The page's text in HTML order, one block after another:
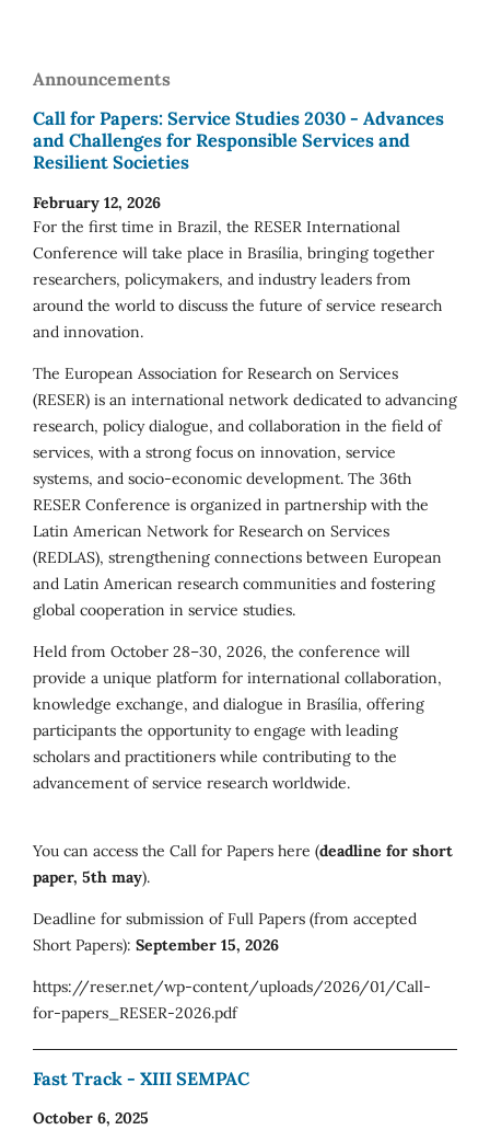
Announcements
Call for Papers: Service Studies 2030 - Advances
and Challenges for Responsible Services and
Resilient Societies
February 12, 2026
For the first time in Brazil, the RESER International
Conference will take place in Brasília, bringing together
researchers, policymakers, and industry leaders from
around the world to discuss the future of service research
and innovation.
The European Association for Research on Services
(RESER) is an international network dedicated to advancing
research, policy dialogue, and collaboration in the field of
services, with a strong focus on innovation, service
systems, and socio-economic development. The 36th
RESER Conference is organized in partnership with the
Latin American Network for Research on Services
(REDLAS), strengthening connections between European
and Latin American research communities and fostering
global cooperation in service studies.
Held from October 28–30, 2026, the conference will
provide a unique platform for international collaboration,
knowledge exchange, and dialogue in Brasília, offering
participants the opportunity to engage with leading
scholars and practitioners while contributing to the
advancement of service research worldwide.
You can access the Call for Papers here (deadline for short
paper, 5th may).
Deadline for submission of Full Papers (from accepted
Short Papers): September 15, 2026
https://reser.net/wp-content/uploads/2026/01/Call-
for-papers_RESER-2026.pdf
Fast Track - XIII SEMPAC
October 6, 2025